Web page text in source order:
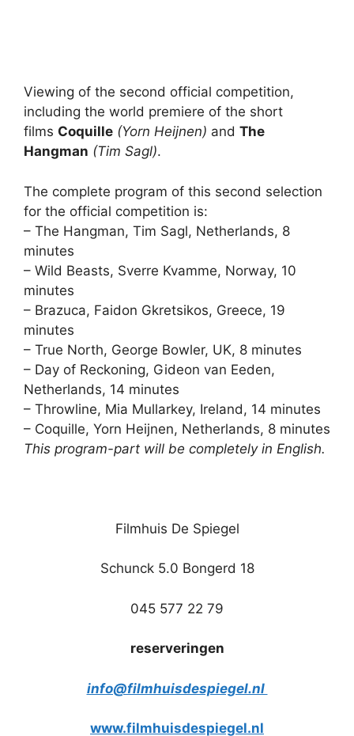
Viewing of the second official competition,
including the world premiere of the short
films Coquille (Yorn Heijnen) and The
Hangman (Tim Sagl).
The complete program of this second selection
for the official competition is:
– The Hangman, Tim Sagl, Netherlands, 8
minutes
– Wild Beasts, Sverre Kvamme, Norway, 10
minutes
– Brazuca, Faidon Gkretsikos, Greece, 19
minutes
– True North, George Bowler, UK, 8 minutes
– Day of Reckoning, Gideon van Eeden,
Netherlands, 14 minutes
– Throwline, Mia Mullarkey, Ireland, 14 minutes
– Coquille, Yorn Heijnen, Netherlands, 8 minutes
This program-part will be completely in English.
Filmhuis De Spiegel
Schunck 5.0 Bongerd 18
045 577 22 79
reserveringen
info@filmhuisdespiegel.nl
www.filmhuisdespiegel.nl